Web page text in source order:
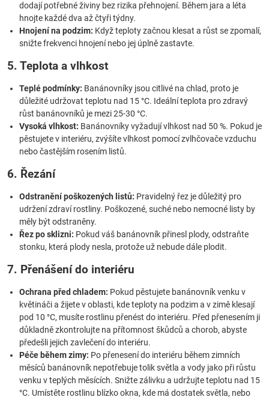
dodají potřebné živiny bez rizika přehnojení. Během jara a léta
hnojte každé dva až čtyři týdny.
Hnojení na podzim: Když teploty začnou klesat a růst se zpomalí,
snižte frekvenci hnojení nebo jej úplně zastavte.
5. Teplota a vlhkost
Teplé podmínky: Banánovníky jsou citlivé na chlad, proto je
důležité udržovat teplotu nad 15 °C. Ideální teplota pro zdravý
růst banánovníků je mezi 25-30 °C.
Vysoká vlhkost: Banánovníky vyžadují vlhkost nad 50 %. Pokud je
pěstujete v interiéru, zvýšíte vlhkost pomocí zvlhčovače vzduchu
nebo častějším rosením listů.
6. Řezání
Odstranění poškozených listů: Pravidelný řez je důležitý pro
udržení zdraví rostliny. Poškozené, suché nebo nemocné listy by
měly být odstraněny.
Řez po sklizni: Pokud váš banánovník přinesl plody, odstraňte
stonku, která plody nesla, protože už nebude dále plodit.
7. Přenášení do interiéru
Ochrana před chladem: Pokud pěstujete banánovník venku v
květináči a žijete v oblasti, kde teploty na podzim a v zimě klesají
pod 10 °C, musíte rostlinu přenést do interiéru. Před přenesením ji
důkladně zkontrolujte na přítomnost škůdců a chorob, abyste
předešli jejich zavlečení do interiéru.
Péče během zimy: Po přenesení do interiéru během zimních
měsíců banánovník nepotřebuje tolik světla a vody jako při růstu
venku v teplých měsících. Snižte zálivku a udržujte teplotu nad 15
°C. Umístěte rostlinu blízko okna, kde má dostatek světla, nebo